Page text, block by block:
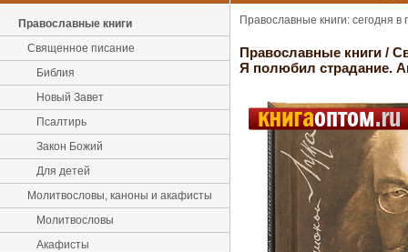
Православные книги
Священное писание
Библия
Новый Завет
Псалтирь
Закон Божий
Для детей
Молитвословы, каноны и акафисты
Молитвословы
Акафисты
Православные книги: сегодня
Православные книги /
Я полюбил страдание.